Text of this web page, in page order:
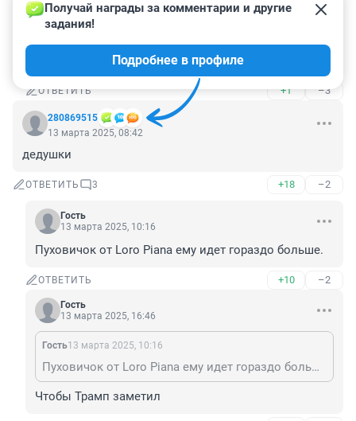
Гость
13 марта 2025, 10:47
Говорят,что ВСУ хотят по этой трубе до Уренгоя
дойти,а в Европу так уже трубный маршрут открыт.
ОТВЕТИТЬ +1 –3
280869515
Получай награды за комментарии и другие
задания!
Подробнее в профиле
13 марта 2025, 08:42
дедушки
ОТВЕТИТЬ 3 +18 –2
Гость
13 марта 2025, 10:16
Пуховичок от Loro Piana ему идет гораздо больше.
ОТВЕТИТЬ +10 –2
Гость
13 марта 2025, 16:46
Гость13 марта 2025, 10:16
Пуховичок от Loro Piana ему идет гораздо больше.
Чтобы Трамп заметил